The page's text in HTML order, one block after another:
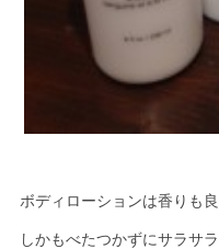
ボディローションは香りも
しかもべたつかずにサラサラ